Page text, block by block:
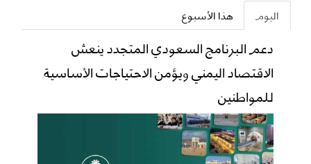
اليوم هذا الأسبوع
دعم البرنامج السعودي المتجدد ينعش
الاقتصاد اليمني ويؤمن الاحتياجات الأساسية
للمواطنين